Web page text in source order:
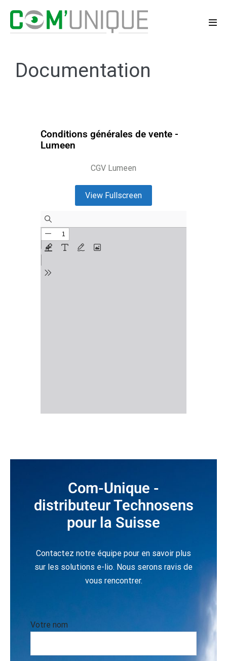
Documentation
Conditions générales de vente -
Lumeen
CGV Lumeen
View Fullscreen
Com-Unique -
distributeur Technosens
pour la Suisse
Contactez notre équipe pour en savoir plus
sur les solutions e-lio. Nous serons ravis de
vous rencontrer.
Votre nom